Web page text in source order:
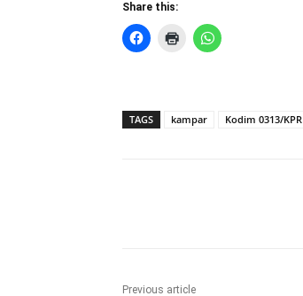
Share this:
TAGS kampar Kodim 0313/KPR
Previous article